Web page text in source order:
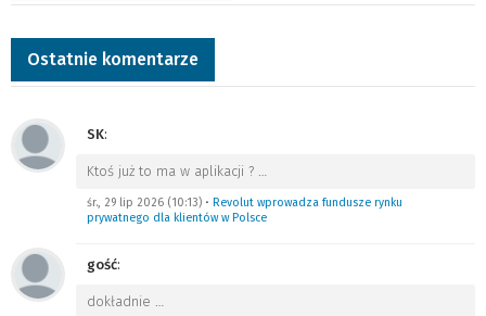
Ostatnie komentarze
SK:
Ktoś już to ma w aplikacji ? …
śr., 29 lip 2026 (10:13) • Revolut wprowadza fundusze rynku
prywatnego dla klientów w Polsce
gość:
dokładnie …